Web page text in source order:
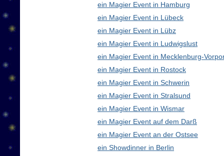
ein Magier Event in Hamburg
ein Magier Event in Lübeck
ein Magier Event in Lübz
ein Magier Event in Ludwigslust
ein Magier Event in Mecklenburg-
ein Magier Event in Rostock
ein Magier Event in Schwerin
ein Magier Event in Stralsund
ein Magier Event in Wismar
ein Magier Event auf dem Darß
ein Magier Event an der Ostsee
ein Showdinner in Berlin